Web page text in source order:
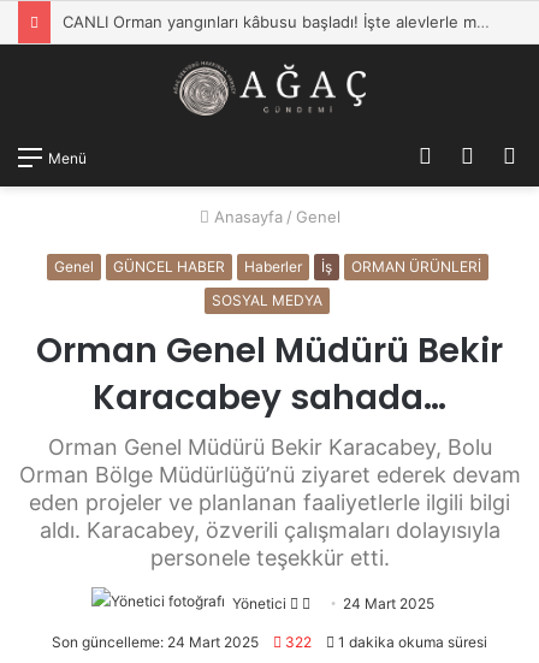
CANLI Orman yangınları kâbusu başladı! İşte alevlerle mücadelede son durum… Bakan Yumaklı: 110 yangın kontrol altına alındı
Menü
Dış
Kayıt
Ol
Anasayfa / Genel
Genel GÜNCEL HABER Haberler İş
ORMAN ÜRÜNLERİ
SOSYAL MEDYA
Orman Genel Müdürü Bekir
Karacabey sahada…
Orman Genel Müdürü Bekir Karacabey, Bolu
Orman Bölge Müdürlüğü’nü ziyaret ederek devam
eden projeler ve planlanan faaliyetlerle ilgili bilgi
aldı. Karacabey, özverili çalışmaları dolayısıyla
personele teşekkür etti.
Yönetici
Twitter'da24 Mart 2025
Son güncelleme: 24 Mart 2025 322 1 dakika okuma süresi